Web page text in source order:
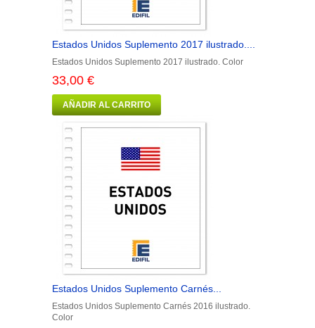
Estados Unidos Suplemento 2017 ilustrado....
Estados Unidos Suplemento 2017 ilustrado. Color
33,00 €
AÑADIR AL CARRITO
Estados Unidos Suplemento Carnés...
Estados Unidos Suplemento Carnés 2016 ilustrado.
Color